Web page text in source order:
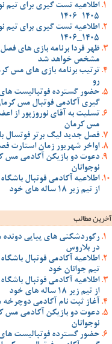
اطلاعیه تست گیری برای تیم
1405-1406
اطلاعیه تست گیری برای تیم
1405_1406
ظهر فردا برنامه بازی های
مشخص خواهد شد
ترتیب برنامه بازی های مس
رو
حضور گسترده فوتبالیست
گیری آکادمی فوتبال مس
تسلیت به آقای نوروزپور از
مس کرمان
فصل جدید لیگ برتر فوتسال
اواخر شهریور زمان استارت
دعوت دو بازیکن آکادمی مس
نوجوانان
اطلاعیه آکادمی فوتبال
از تیم زیر 18 ساله های خود
آخرین مطالب
رکوردشکنی های پیاپی
در بلاروس
اطلاعیه آکادمی فوتبال
تیم جوانان خود
اطلاعیه آکادمی فوتبال
از تیم زیر 18 ساله های خود
آغاز ثبت نام آکادمی
دعوت دو بازیکن آکادمی مس
نوجوانان
حضور گسترده فوتبالیست